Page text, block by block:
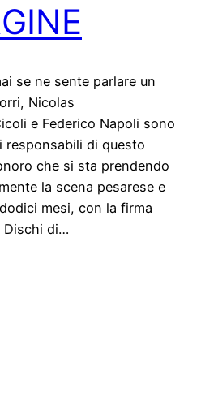
se ne sente parlare un
Nicolas
e Federico Napoli sono
di questo
che si sta prendendo
la scena pesarese e
mesi, con la firma
Dischi di…